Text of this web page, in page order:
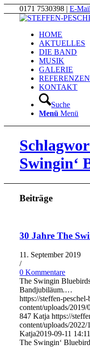
0171 7530398 |E-Mail
HOME
AKTUELLES
DIE BAND
MUSIK
GALERIE
REFERENZEN
KONTAKT
Suche
Menü Menü
Swingin‘
Beiträge
30 Jahre The
11. September 2019
/
0 Kommentare
The Swingin
Bandjubiläum.…
https://steffen-
content/uploads/
847 Katja https://
content/uploads/2022/
Katja2019-09-11
The Swingin‘